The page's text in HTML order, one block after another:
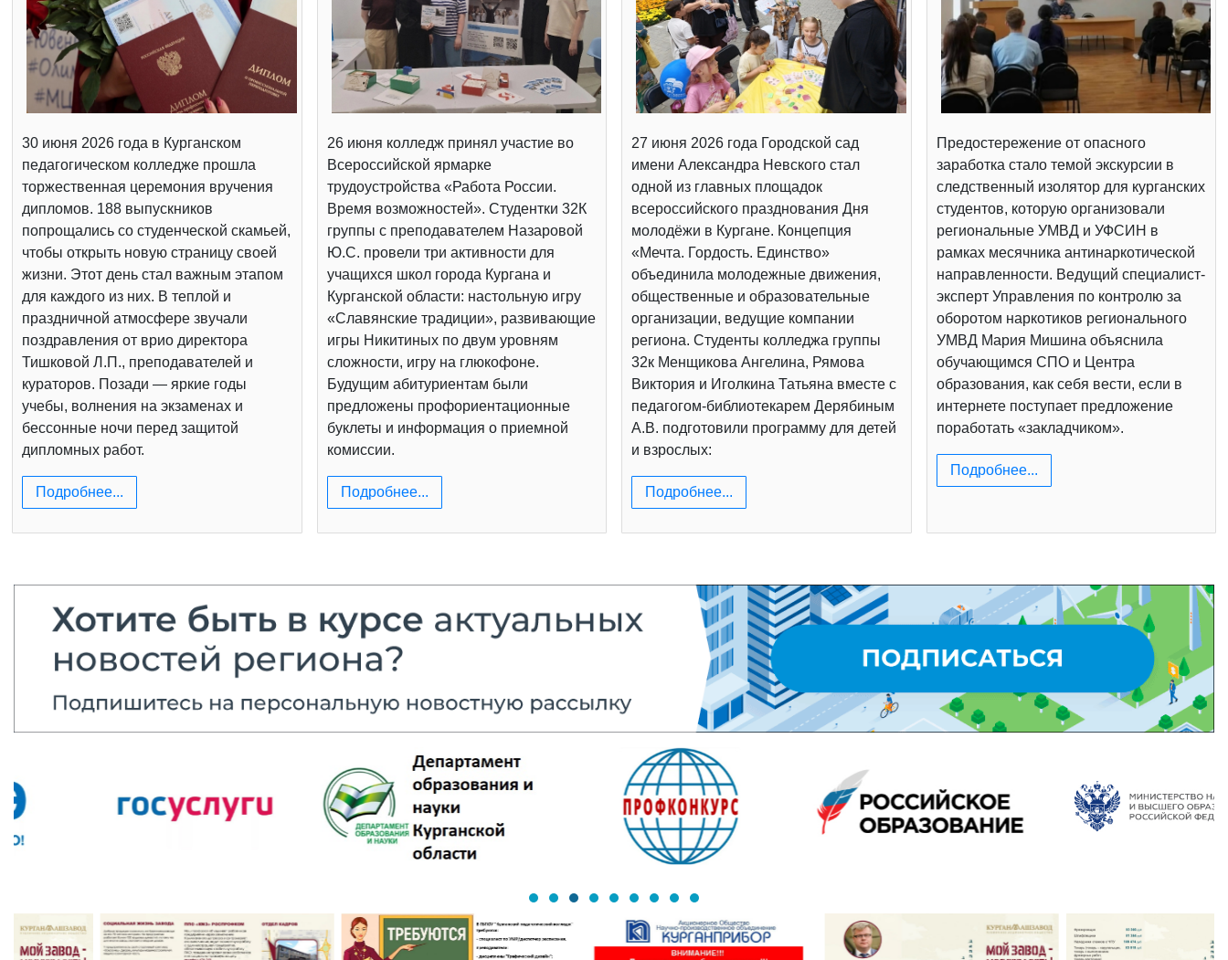
30 июня 2026 года в Курганском
педагогическом колледже прошла
торжественная церемония вручения
дипломов. 188 выпускников
попрощались со студенческой скамьей,
чтобы открыть новую страницу своей
жизни. Этот день стал важным этапом
для каждого из них. В теплой и
праздничной атмосфере звучали
поздравления от врио директора
Тишковой Л.П., преподавателей и
кураторов. Позади — яркие годы
учебы, волнения на экзаменах и
бессонные ночи перед защитой
дипломных работ.
Подробнее...
26 июня колледж принял участие во
Всероссийской ярмарке
трудоустройства «Работа России.
Время возможностей». Студентки 32К
группы с преподавателем Назаровой
Ю.С. провели три активности для
учащихся школ города Кургана и
Курганской области: настольную игру
«Славянские традиции», развивающие
игры Никитиных по двум уровням
сложности, игру на глюкофоне.
Будущим абитуриентам были
предложены профориентационные
буклеты и информация о приемной
комиссии.
Подробнее...
27 июня 2026 года Городской сад
имени Александра Невского стал
одной из главных площадок
всероссийского празднования Дня
молодёжи в Кургане. Концепция
«Мечта. Гордость. Единство»
объединила молодежные движения,
общественные и образовательные
организации, ведущие компании
региона. Студенты колледжа группы
32к Менщикова Ангелина, Рямова
Виктория и Иголкина Татьяна вместе с
педагогом-библиотекарем Дерябиным
А.В. подготовили программу для детей
и взрослых:
Подробнее...
Предостережение от опасного
заработка стало темой экскурсии в
следственный изолятор для курганских
студентов, которую организовали
региональные УМВД и УФСИН в
рамках месячника антинаркотической
направленности. Ведущий специалист-
эксперт Управления по контролю за
оборотом наркотиков регионального
УМВД Мария Мишина объяснила
обучающимся СПО и Центра
образования, как себя вести, если в
интернете поступает предложение
поработать «закладчиком».
Подробнее...